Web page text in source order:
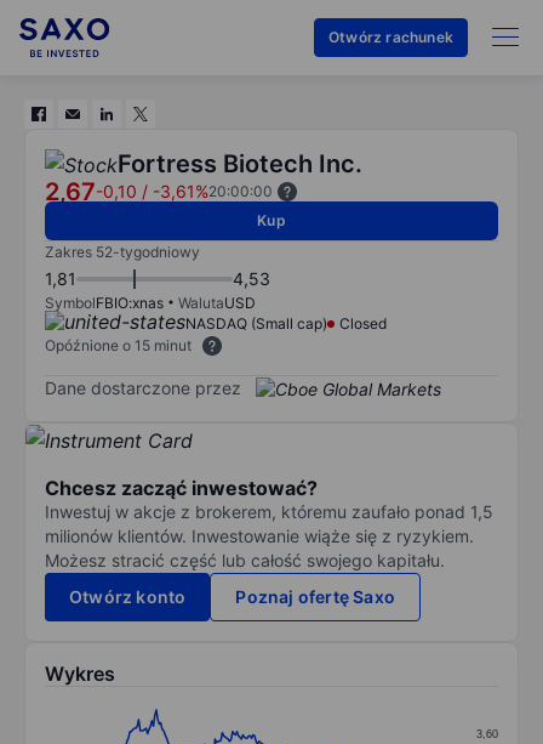
Otwórz rachunek
Fortress Biotech Inc.
2,67-0,10 / -3,61%20:00:00
Kup
Zakres 52-tygodniowy
1,81 4,53
SymbolFBIO:xnas WalutaUSD
NASDAQ (Small cap)
Closed
Opóźnione o 15 minut
Dane dostarczone przez
Chcesz zacząć inwestować?
Inwestuj w akcje z brokerem, któremu zaufało ponad 1,5
milionów klientów. Inwestowanie wiąże się z ryzykiem.
Możesz stracić część lub całość swojego kapitału.
Otwórz konto
Poznaj ofertę Saxo
Wykres
3,60